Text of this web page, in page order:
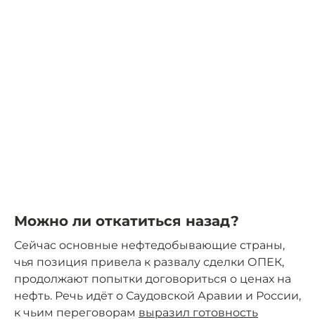
Можно ли откатиться назад?
Сейчас основные нефтедобывающие страны,
чья позиция привела к развалу сделки ОПЕК,
продолжают попытки договориться о ценах на
нефть. Речь идёт о Саудовской Аравии и России,
к чьим переговорам выразил готовность